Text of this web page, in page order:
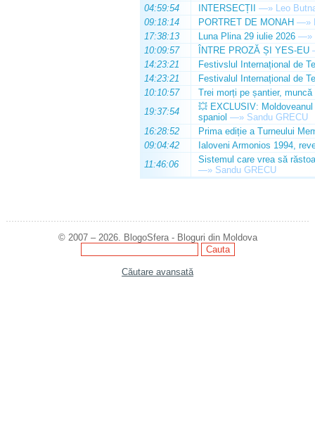
04:59:54
INTERSECȚII —» Leo
09:18:14
PORTRET DE MONAH —»
17:38:13
Luna Plina 29 iulie 2026 —»
10:09:57
ÎNTRE PROZĂ ȘI YES-EU
14:23:21
Festivslul Internațional de
14:23:21
Festivalul Internațional de
10:10:57
Trei morți pe șantier, muncă
19:37:54
💥 EXCLUSIV:
spaniol —» Sandu GRECU
16:28:52
Prima ediție a Turneului
09:04:42
Ialoveni Armonios 1994,
11:46:06
Sistemul care vrea să
—» Sandu GRECU
© 2007 – 2026. BlogoSfera - Bloguri din Moldova
Căutare avansată